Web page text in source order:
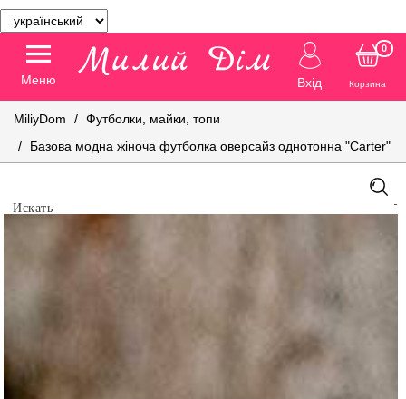
Меню Вхід Корзина
0
MiliyDom
Футболки, майки, топи
Базова модна жіноча футболка оверсайз однотонна "Carter"